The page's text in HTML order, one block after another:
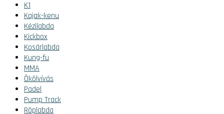
K1
Kajak-kenu
Kézilabda
Kickbox
Kosárlabda
Kung-fu
MMA
Ökölvívás
Padel
Pump Track
Röplabda